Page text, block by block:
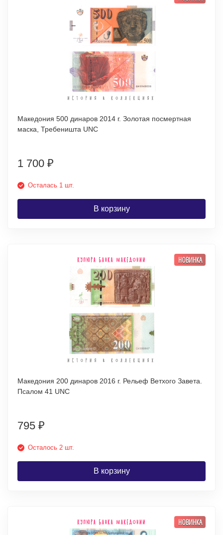
Македония 500 динаров 2014 г. Золотая посмертная
маска, Требеништа UNC
1 700 ₽
Осталась 1 шт.
В корзину
НОВИНКА
Македония 200 динаров 2016 г. Рельеф Ветхого Завета.
Псалом 41 UNC
795 ₽
Осталось 2 шт.
В корзину
НОВИНКА